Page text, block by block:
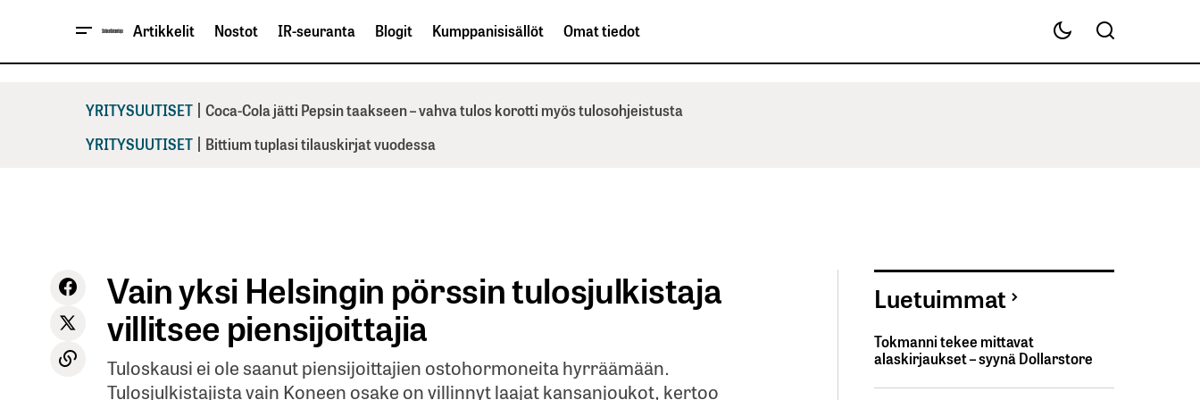
Artikkelit Nostot IR-seuranta Blogit Kumppanisisällöt Omat tiedot
YRITYSUUTISET | Coca-Cola jätti Pepsin taakseen – vahva tulos korotti myös tulosohjeistusta
YRITYSUUTISET | Bittium tuplasi tilauskirjat vuodessa
Vain yksi Helsingin pörssin tulosjulkistaja
villitsee piensijoittajia
Tuloskausi ei ole saanut piensijoittajien ostohormoneita hyrräämään.
Tulosjulkistajista vain Koneen osake on villinnyt laajat kansanjoukot, kertoo
Luetuimmat
Tokmanni tekee mittavat
alaskirjaukset – syynä Dollarstore